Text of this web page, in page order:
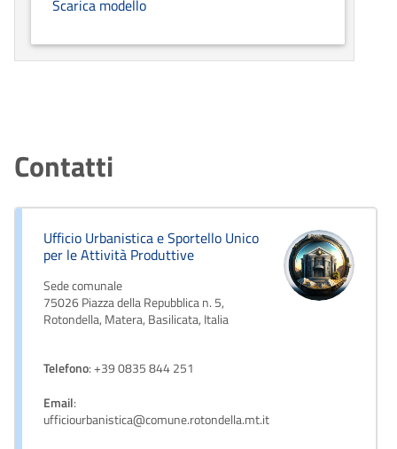
Scarica modello
Contatti
Ufficio Urbanistica e Sportello Unico
per le Attività Produttive
Sede comunale
75026 Piazza della Repubblica n. 5,
Rotondella, Matera, Basilicata, Italia
Telefono: +39 0835 844 251
Email:
ufficiourbanistica@comune.rotondella.mt.it